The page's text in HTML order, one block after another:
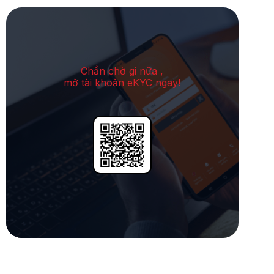
Chần chờ gi nữa ,
mở tài khoản eKYC ngay!